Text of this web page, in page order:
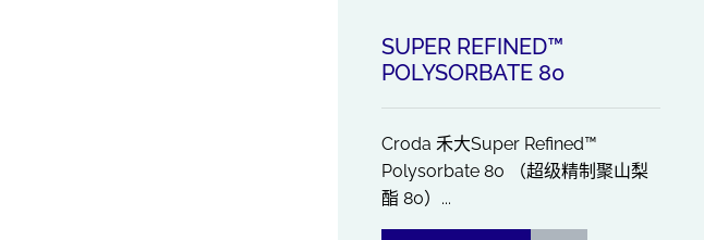
SUPER REFINED™
POLYSORBATE 80
Croda 禾大Super Refined™
Polysorbate 80 （超级精制聚山梨
酯 80）...